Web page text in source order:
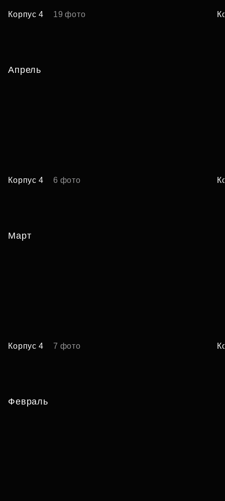
Корпус 4 19 фото
Апрель
Корпус 4 6 фото
Март
Корпус 4 7 фото
Февраль